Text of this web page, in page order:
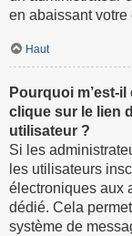
en abaissant votre
Haut
Pourquoi m’est-
clique sur le lien
utilisateur ?
Si les
les utilisateurs
électroniques aux
dédié. Cela
système de